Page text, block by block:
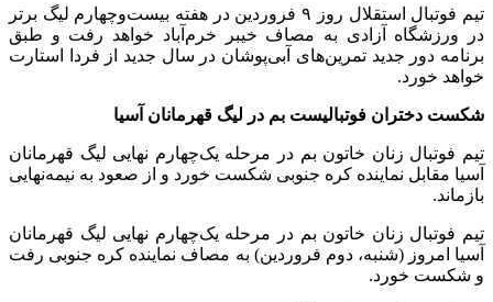
تیم فوتبال استقلال روز ۹ فروردین در هفته بیست‌وچهارم لیگ برتر
در ورزشگاه آزادی به مصاف خیبر خرم‌آباد خواهد رفت و طبق
برنامه دور جدید تمرین‌های آبی‌پوشان در سال جدید از فردا استارت
خواهد خورد.
شکست دختران فوتبالیست بم در لیگ قهرمانان آسیا
تیم فوتبال زنان خاتون بم در مرحله یک‌چهارم نهایی لیگ قهرمانان
آسیا مقابل نماینده کره ‌جنوبی شکست خورد و از صعود به نیمه‌نهایی
بازماند.
تیم فوتبال زنان خاتون بم در مرحله یک‌چهارم نهایی لیگ قهرمانان
آسیا امروز (شنبه، دوم فروردین) به مصاف نماینده کره ‌جنوبی رفت
و شکست خورد.